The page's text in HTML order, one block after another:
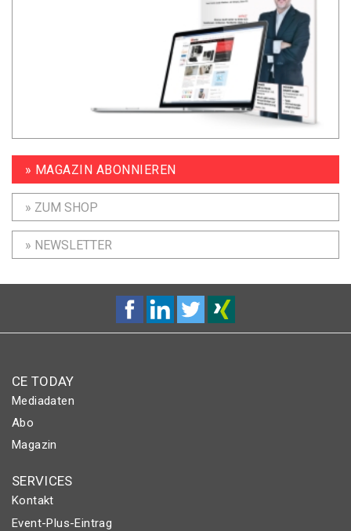
» MAGAZIN ABONNIEREN
» ZUM SHOP
» NEWSLETTER
CE TODAY
Mediadaten
Abo
Magazin
SERVICES
Kontakt
Event-Plus-Eintrag